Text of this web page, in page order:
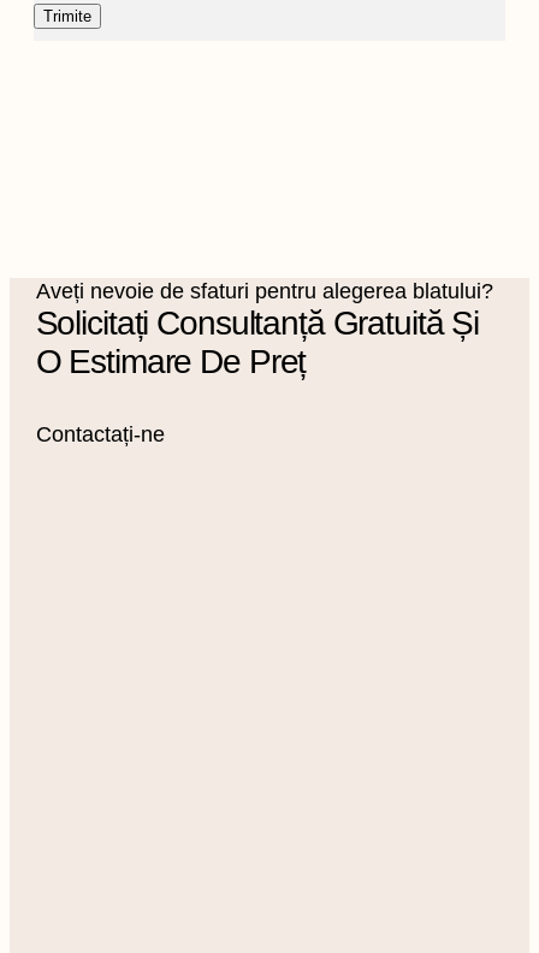
Aveți nevoie de sfaturi pentru alegerea blatului?
Solicitați Consultanță Gratuită Și
O Estimare De Preț
Contactați-ne